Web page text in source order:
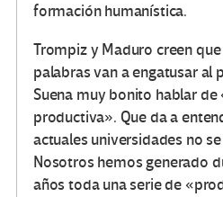
formación humanística.
Trompiz y Maduro creen
palabras van a engatusar al
Suena muy bonito hablar de
productiva». Que da a
actuales universidades no
Nosotros hemos generado
años toda una serie de